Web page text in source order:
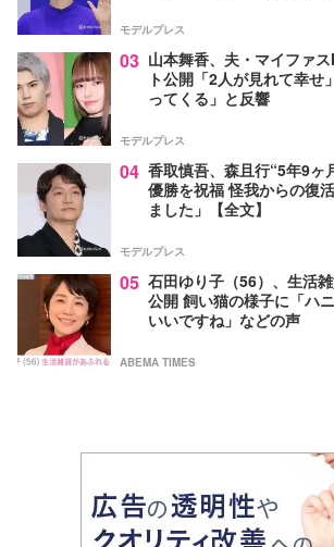
モデルプレス
03 山本舞香、夫・マイファ
ト公開「2人が見れて幸せ
ってくる」と反響
モデルプレス
04 香取慎吾、森且行“5年9ヶ
優勝を祝福 怪我からの復
ました」【全文】
モデルプレス
05 石田ゆり子（56）、生活
公開 飼い猫の様子に「ハ
いいですね」などの声
ABEMA TIMES